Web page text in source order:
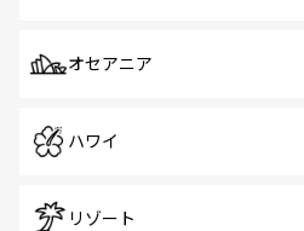
オセアニア
ハワイ
リゾート